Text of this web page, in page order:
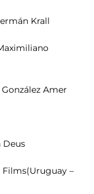
Krall
Amer
Deus
–